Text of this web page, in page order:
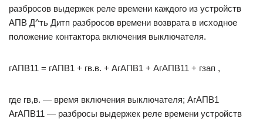
разбросов выдержек реле времени каждого из устройств
АПВ Д^ть Дитп разбросов времени возврата в исходное
положение контактора включения выключателя.
гАПВ11 = гАПВ1 + гв.в. + АгАПВ1 + АгАПВ11 + гзап ,
где гв,в. — время включения выключателя; АгАПВ1
АгАПВ11 — разбросы выдержек реле времени устройств